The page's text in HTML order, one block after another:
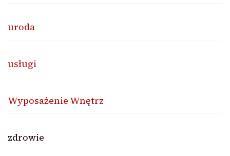
uroda
usługi
Wyposażenie Wnętrz
zdrowie